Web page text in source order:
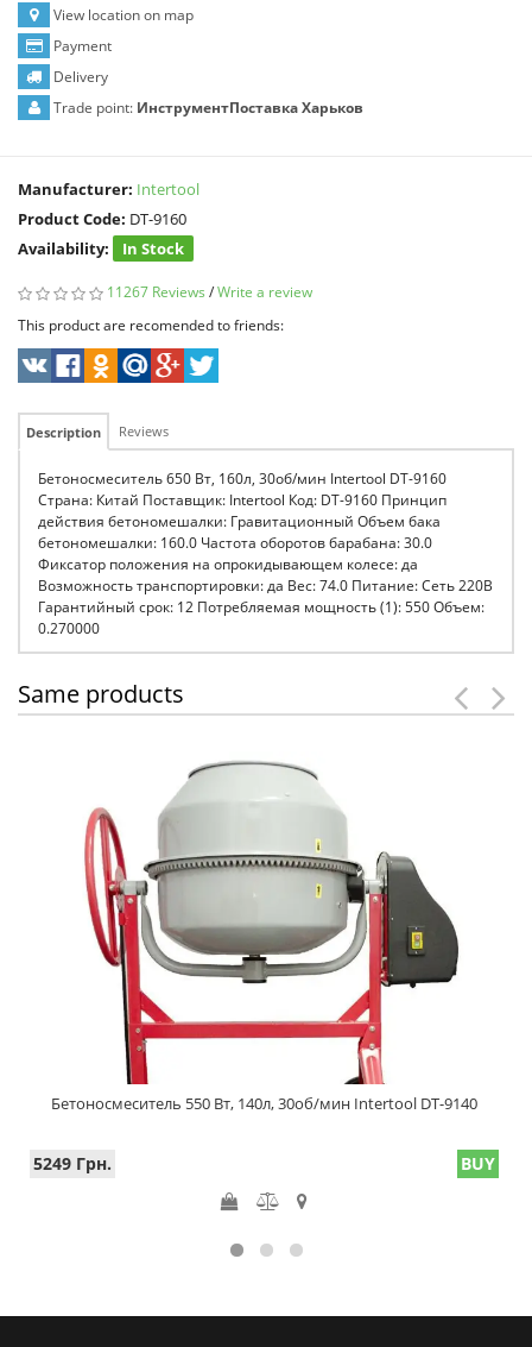
View location on map
Payment
Delivery
Trade point: ИнструментПоставка Харьков
Manufacturer: Intertool
Product Code: DT-9160
Availability:
In Stock
11267 Reviews /Write a review
This product are recomended to friends:
Description Reviews
Бетоносмеситель 650 Вт, 160л, 30об/мин Intertool DT-9160
Страна: Китай Поставщик: Intertool Код: DT-9160 Принцип
действия бетономешалки: Гравитационный Объем бака
бетономешалки: 160.0 Частота оборотов барабана: 30.0
Фиксатор положения на опрокидывающем колесе: да
Возможность транспортировки: да Вес: 74.0 Питание: Сеть 220В
Гарантийный срок: 12 Потребляемая мощность (1): 550 Объем:
0.270000
Same products
Бетоносмеситель 550 Вт, 140л, 30об/мин Intertool DT-9140
5249 Грн. BUY